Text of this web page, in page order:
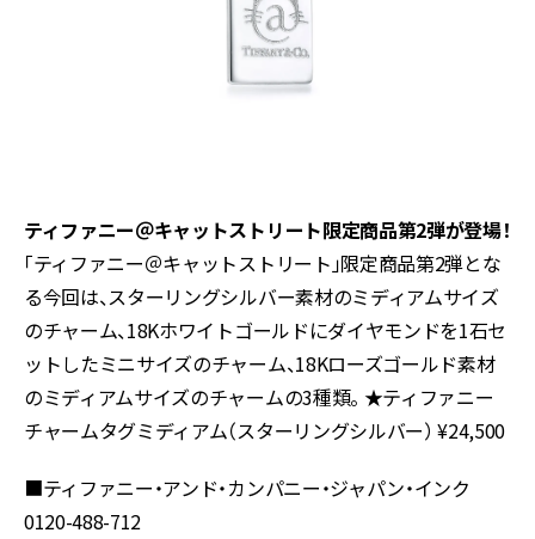
ティファニー＠キャットストリート限定商品第2弾が登場！
「ティファニー＠キャットストリート」限定商品第2弾とな
る今回は、スターリングシルバー素材のミディアムサイズ
のチャーム、18Kホワイトゴールドにダイヤモンドを1石セ
ットしたミニサイズのチャーム、18Kローズゴールド素材
のミディアムサイズのチャームの3種類。 ★ティファニー
チャームタグミディアム（スターリングシルバー） ¥24,500
■ティファニー・アンド・カンパニー・ジャパン・インク
0120-488-712